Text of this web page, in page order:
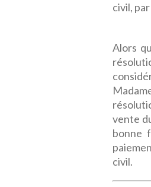
civil,
Alors
vente
bonne
civil.